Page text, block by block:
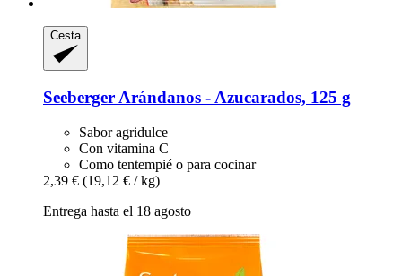
Cesta
Seeberger Arándanos -​ Azucarados, 125 g
Sabor agridulce
Con vitamina C
Como tentempié o para cocinar
2,39 € (19,12 € / kg)
Entrega hasta el 18 agosto